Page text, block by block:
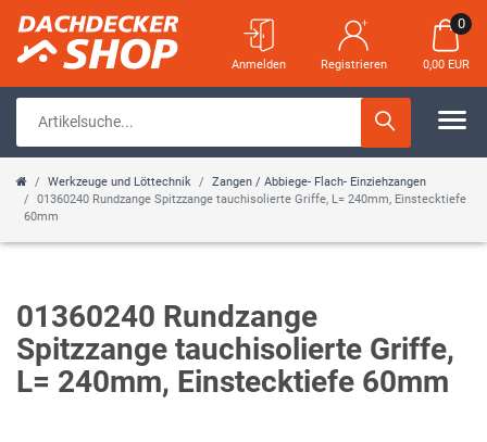
Anmelden Registrieren
0
0,00 EUR
Werkzeuge und Löttechnik
Zangen / Abbiege- Flach- Einziehzangen
01360240 Rundzange Spitzzange tauchisolierte Griffe, L= 240mm, Einstecktiefe
60mm
01360240 Rundzange
Spitzzange tauchisolierte Griffe,
L= 240mm, Einstecktiefe 60mm